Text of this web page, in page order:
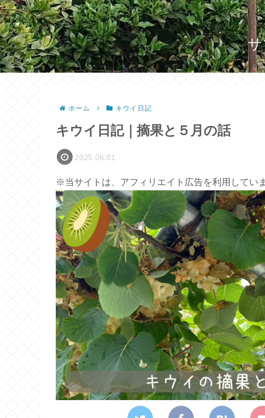
ホーム キウイ日記
キウイ日記｜摘果と５月の話
2025.06.01
※当サイトは、アフィリエイト広告を利用してい